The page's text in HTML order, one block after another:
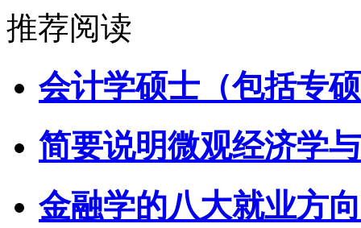
推荐阅读
会计学硕士（包括专
简要说明微观经济学
金融学的八大就业方